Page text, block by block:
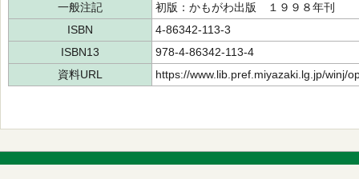
一般注記
初版：かもがわ出版 １９９８年刊
ISBN
4-86342-113-3
ISBN13
978-4-86342-113-4
資料URL
https://www.lib.pref.miyazaki.lg.jp/winj/